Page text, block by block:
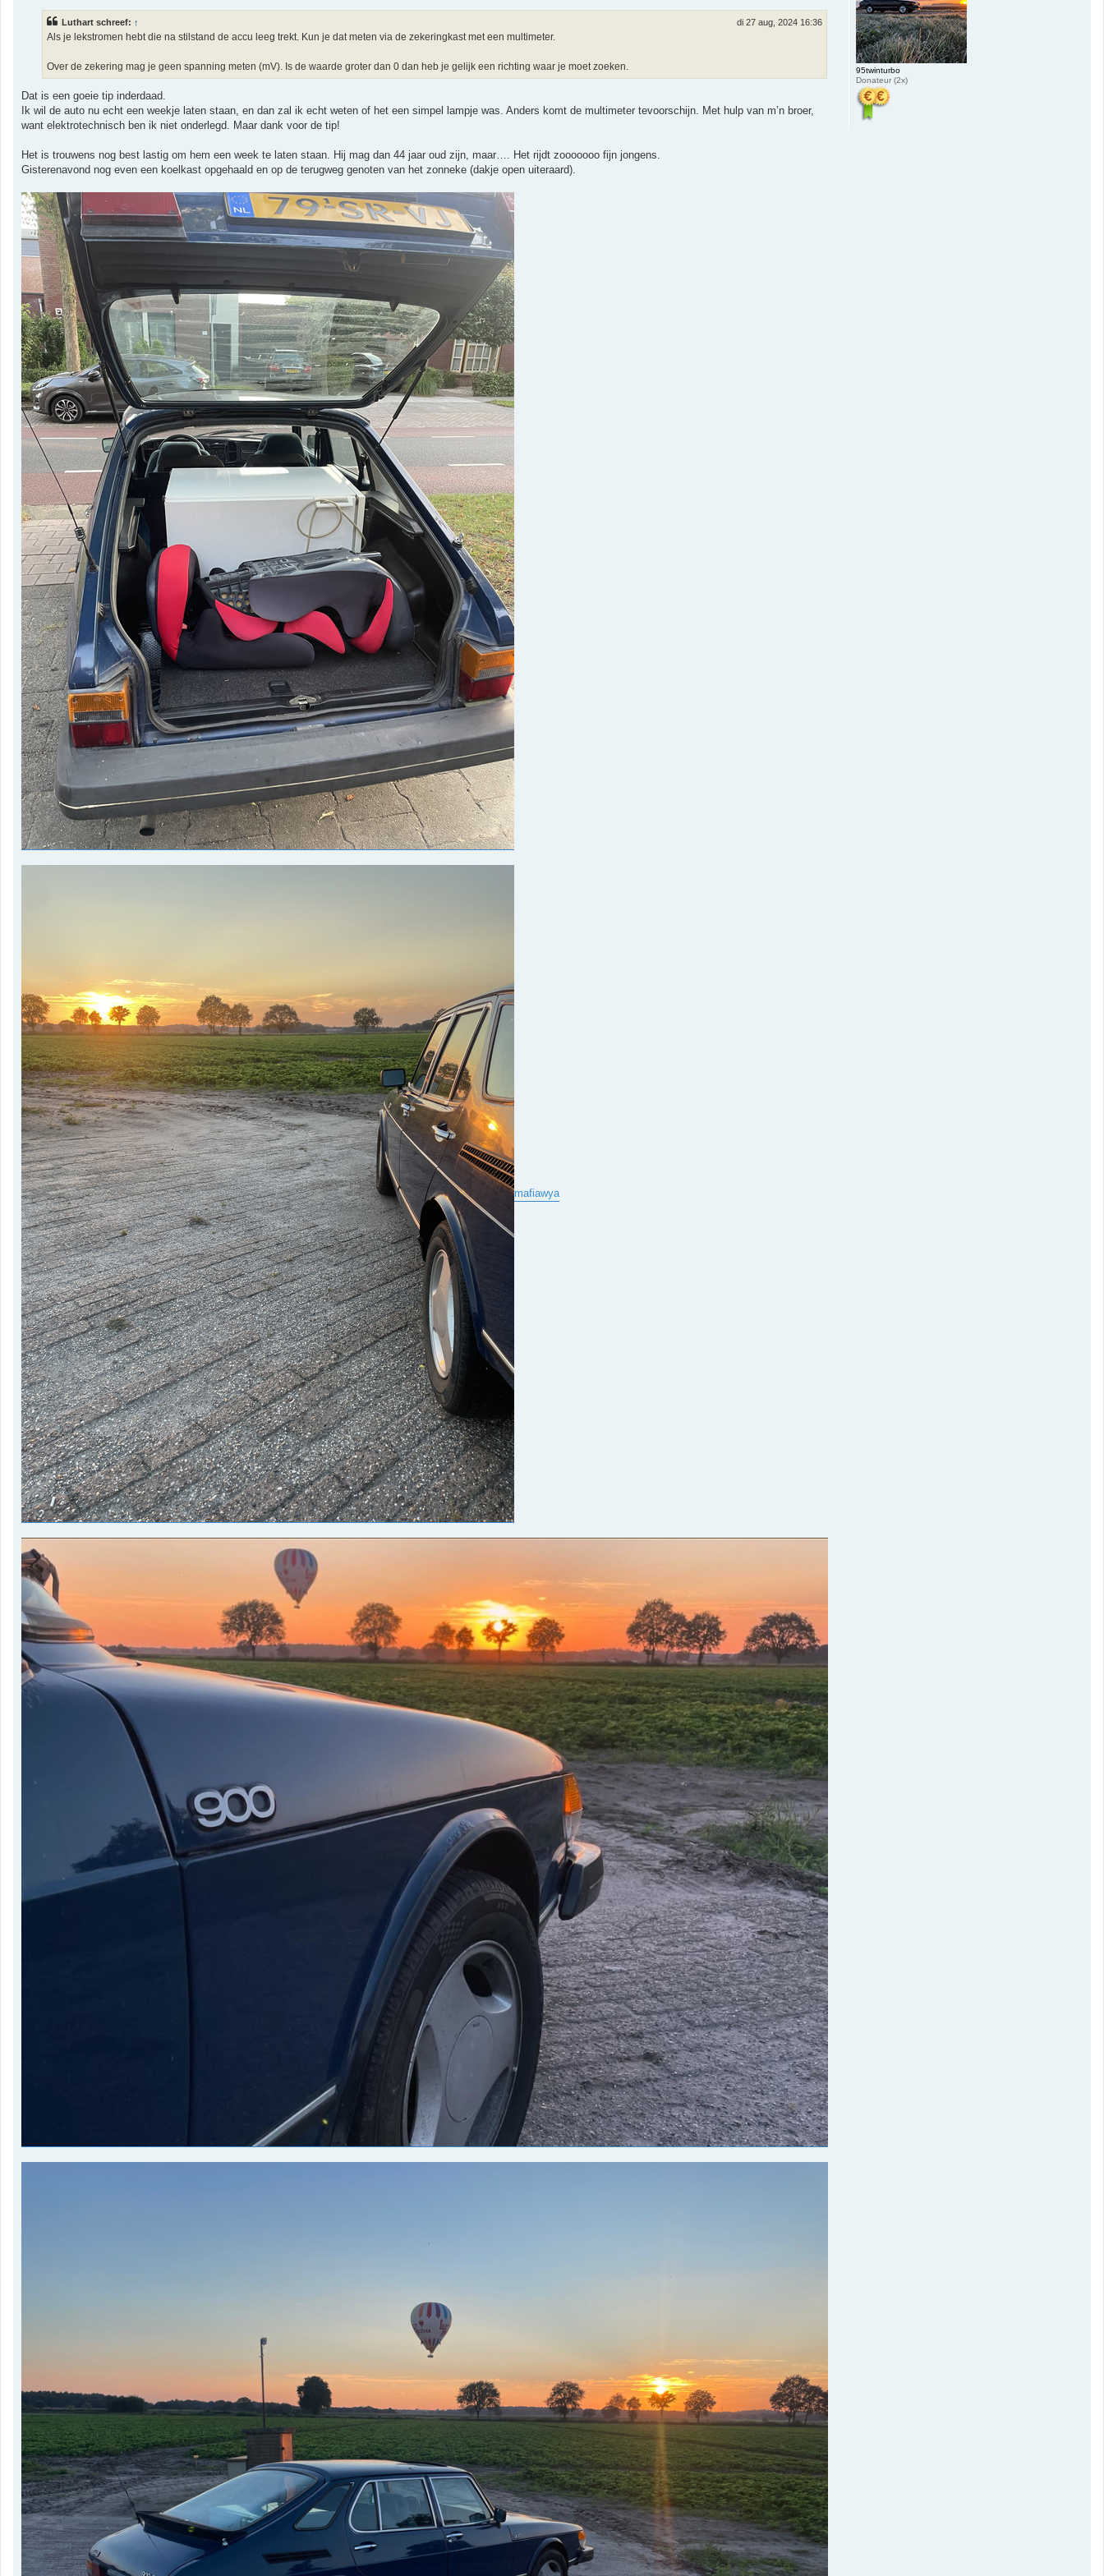
95twinturbo
Donateur (2x)
Luthart schreef: ↑ di 27 aug, 2024 16:36
Als je lekstromen hebt die na stilstand de accu leeg trekt. Kun je dat meten via de zekeringkast met een multimeter.
Over de zekering mag je geen spanning meten (mV). Is de waarde groter dan 0 dan heb je gelijk een richting waar je moet zoeken.
Dat is een goeie tip inderdaad.
Ik wil de auto nu echt een weekje laten staan, en dan zal ik echt weten of het een simpel lampje was. Anders komt de multimeter tevoorschijn. Met hulp van m’n broer,
want elektrotechnisch ben ik niet onderlegd. Maar dank voor de tip!
Het is trouwens nog best lastig om hem een week te laten staan. Hij mag dan 44 jaar oud zijn, maar…. Het rijdt zooooooo fijn jongens.
Gisterenavond nog even een koelkast opgehaald en op de terugweg genoten van het zonneke (dakje open uiteraard).
mafiawya